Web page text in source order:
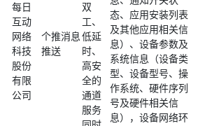
每日
互动
网络
科技
股份
有限
公司
个推消息
推送
双
工、
低延
时、
高安
全的
通道
服务
态、应用安装列表
及其他应用相关信
息）、设备参数及
系统信息（设备类
型、设备型号、操
作系统、硬件序列
号及硬件相关信
息），设备网络环